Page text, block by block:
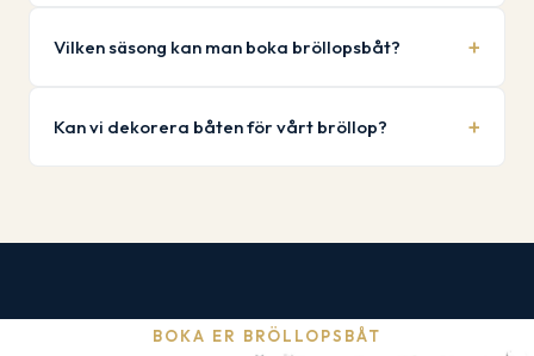
Vilken säsong kan man boka bröllopsbåt?
Kan vi dekorera båten för vårt bröllop?
BOKA ER BRÖLLOPSBÅT